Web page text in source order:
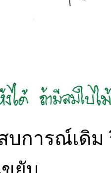
บการณ์เดิม